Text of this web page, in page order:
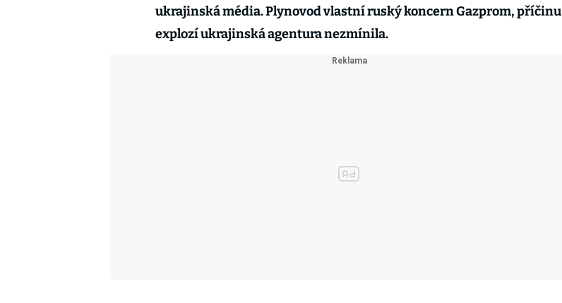
ukrajinská média. Plynovod vlastní ruský koncern Gazprom, příčinu
explozí ukrajinská agentura nezmínila.